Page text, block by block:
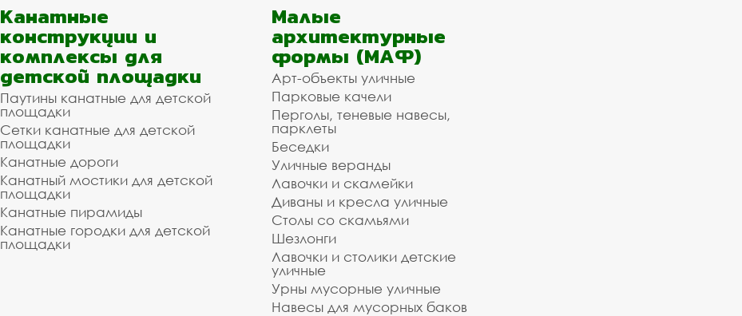
Канатные
конструкции и
комплексы для
детской площадки
Паутины канатные для детской
площадки
Сетки канатные для детской
площадки
Канатные дороги
Канатный мостики для детской
площадки
Канатные пирамиды
Канатные городки для детской
площадки
Малые
архитектурные
формы (МАФ)
Арт-объекты уличные
Парковые качели
Перголы, теневые навесы,
парклеты
Беседки
Уличные веранды
Лавочки и скамейки
Диваны и кресла уличные
Столы со скамьями
Шезлонги
Лавочки и столики детские
уличные
Урны мусорные уличные
Навесы для мусорных баков